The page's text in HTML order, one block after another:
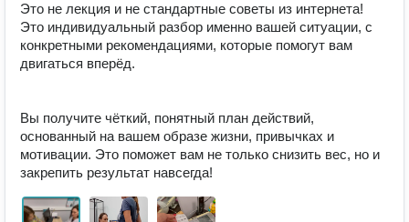
Это не лекция и не стандартные советы из интернета!
Это индивидуальный разбор именно вашей ситуации, с
конкретными рекомендациями, которые помогут вам
двигаться вперёд.
Вы получите чёткий, понятный план действий,
основанный на вашем образе жизни, привычках и
мотивации. Это поможет вам не только снизить вес, но и
закрепить результат навсегда!